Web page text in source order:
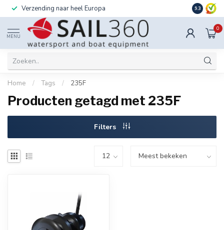
Verzending naar heel Europa Ook
9.3
MENU
0
Home / Tags / 235F
Producten getagd met 235F
Filters